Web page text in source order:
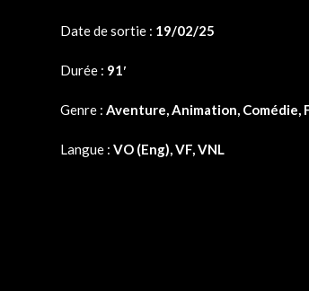
Date de sortie : 19/02/25
Durée : 91′
Genre : Aventure, Animation, Comédie,
Langue : VO (Eng), VF, VNL